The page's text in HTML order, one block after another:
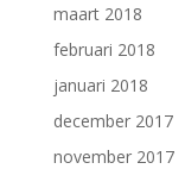
maart 2018
februari 2018
januari 2018
december 2017
november 2017